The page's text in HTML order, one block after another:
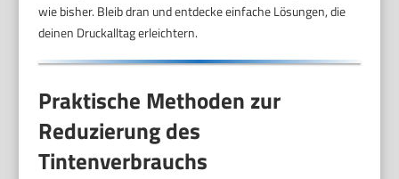
wie bisher. Bleib dran und entdecke einfache Lösungen, die
deinen Druckalltag erleichtern.
Praktische Methoden zur
Reduzierung des
Tintenverbrauchs